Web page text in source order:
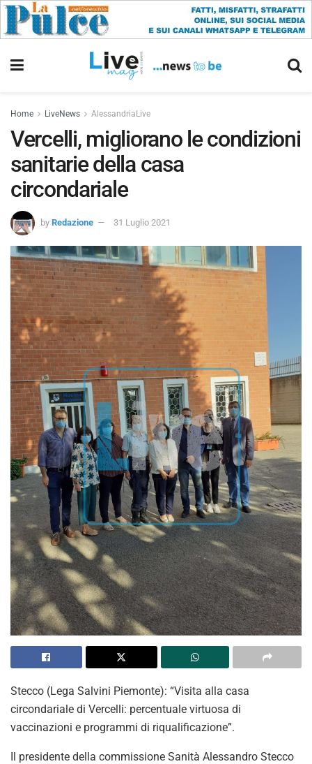
Home LiveNews AlessandriaLive
Vercelli, migliorano le condizioni
sanitarie della casa
circondariale
by Redazione 31 Luglio 2021
Stecco (Lega Salvini Piemonte): “Visita alla casa
circondariale di Vercelli: percentuale virtuosa di
vaccinazioni e programmi di riqualificazione”.
Il presidente della commissione Sanità Alessandro Stecco